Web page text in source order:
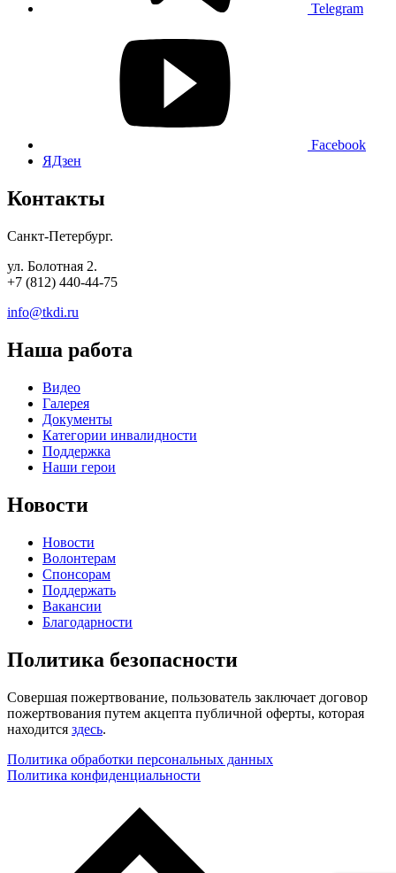
Telegram
Facebook
ЯДзен
Контакты
Санкт-Петербург.
ул. Болотная 2.
+7 (812) 440-44-75
info@tkdi.ru
Наша работа
Видео
Галерея
Документы
Категории инвалидности
Поддержка
Наши герои
Новости
Новости
Волонтерам
Спонсорам
Поддержать
Вакансии
Благодарности
Политика безопасности
Совершая пожертвование, пользователь заключает договор
пожертвования путем акцепта публичной оферты, которая
находится здесь.
Политика обработки персональных данных
Политика конфиденциальности